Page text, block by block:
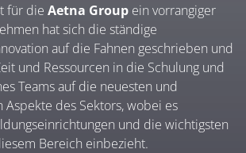
für die Aetna Group ein vorrangiger
hat sich die ständige
auf die Fahnen geschrieben und
und Ressourcen in die Schulung und
Teams auf die neuesten und
Aspekte des Sektors, wobei es
und die wichtigsten
Bereich einbezieht.